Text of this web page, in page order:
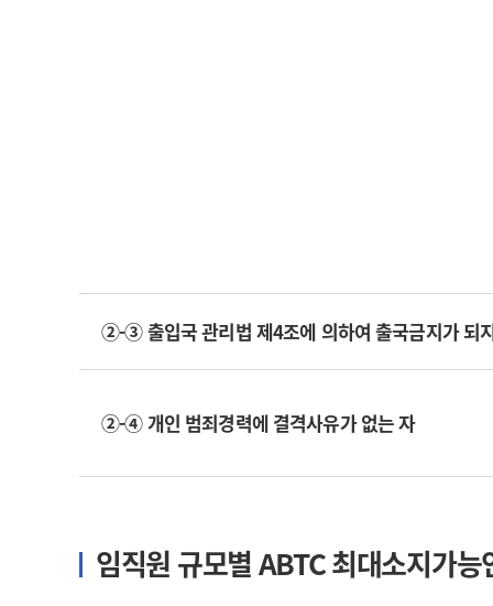
②-③ 출입국 관리법 제4조에 의하여 출국금지가 되
②-④ 개인 범죄경력에 결격사유가 없는 자
임직원 규모별 ABTC 최대소지가